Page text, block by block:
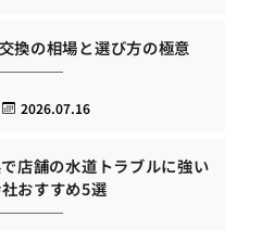
換の相場と選び方の極意
2026.07.16
店舗の水道トラブルに強い
おすすめ5選